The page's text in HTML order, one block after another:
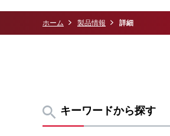
ホーム 製品情報 詳細
キーワードから探す